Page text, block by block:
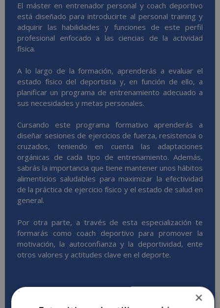
El máster en entrenador personal y coach deportivo
está diseñado para introducirte al personal training y
adquirir las habilidades y funciones de este perfil
profesional enfocado a las ciencias de la actividad
física.
A lo largo de la formación, aprenderás a evaluar el
estado físico del deportista y, en función de ello, a
planificar un programa de entrenamiento adecuado a
sus necesidades y metas personales.
Cursando este programa formativo aprenderás a
diseñar sesiones de ejercicios de fuerza, resistencia o
cruzados, teniendo en cuenta las adaptaciones
orgánicas de cada tipo de entrenamiento. Además,
sabrás la importancia que tiene mantener unos hábitos
alimenticios saludables para maximizar la efectividad
de la práctica de ejercicio físico y el estado de salud en
general.
Por otra parte, a través de esta especialización te
formarás como coach deportivo para promover la
motivación, la autoconfianza y la deportividad, ente
otros valores y actitudes clave en el deporte.
×